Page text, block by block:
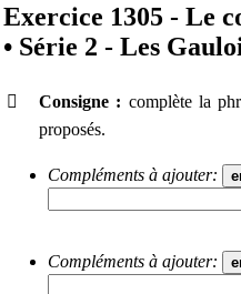
Exercice 1305 - Le
• Série 2 - Les
 Consigne : complète la
proposés.
Compléments à ajouter:
Compléments à ajouter: